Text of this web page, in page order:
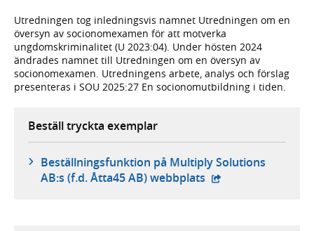
Utredningen tog inledningsvis namnet Utredningen om en
översyn av socionomexamen för att motverka
ungdomskriminalitet (U 2023:04). Under hösten 2024
ändrades namnet till Utredningen om en översyn av
socionomexamen. Utredningens arbete, analys och förslag
presenteras i SOU 2025:27 En socionomutbildning i tiden.
Beställ tryckta exemplar
Beställningsfunktion på Multiply Solutions
AB:s (f.d. Åtta45 AB) webbplats - extern webbplats,